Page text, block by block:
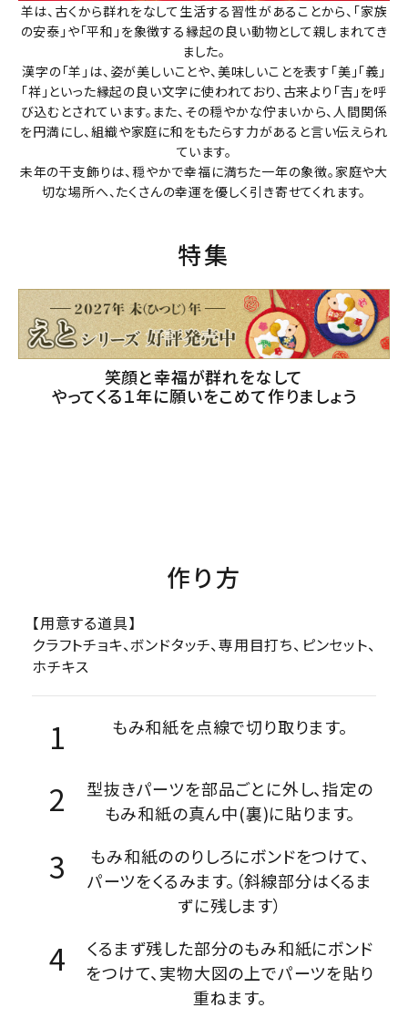
羊は、古くから群れをなして生活する習性があることから、「家族
の安泰」や「平和」を象徴する縁起の良い動物として親しまれてき
ました。
漢字の「羊」は、姿が美しいことや、美味しいことを表す「美」「義」
「祥」といった縁起の良い文字に使われており、古来より「吉」を呼
び込むとされています。また、その穏やかな佇まいから、人間関係
を円満にし、組織や家庭に和をもたらす力があると言い伝えられ
ています。
未年の干支飾りは、穏やかで幸福に満ちた一年の象徴。家庭や大
切な場所へ、たくさんの幸運を優しく引き寄せてくれます。
特集
笑顔と幸福が群れをなして
やってくる１年に願いをこめて作りましょう
作り方
【用意する道具】
クラフトチョキ、ボンドタッチ、専用目打ち、ピンセット、
ホチキス
もみ和紙を点線で切り取ります。
型抜きパーツを部品ごとに外し、指定の
もみ和紙の真ん中(裏)に貼ります。
もみ和紙ののりしろにボンドをつけて、
パーツをくるみます。（斜線部分はくるま
ずに残します）
くるまず残した部分のもみ和紙にボンド
をつけて、実物大図の上でパーツを貼り
重ねます。